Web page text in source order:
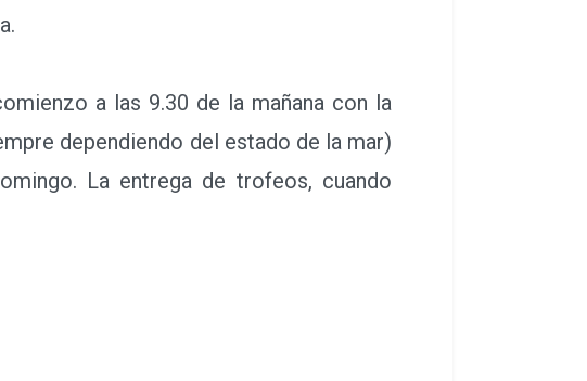
a las 9.30 de la mañana con la
dependiendo del estado de la mar)
La entrega de trofeos, cuando